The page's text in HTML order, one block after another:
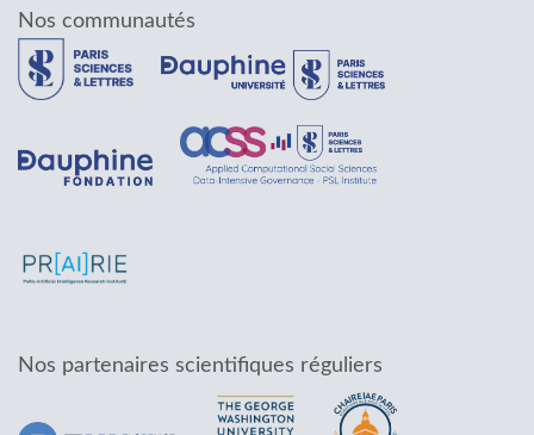
Nos communautés
Nos partenaires scientifiques réguliers